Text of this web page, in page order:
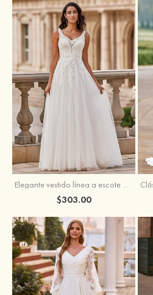
Elegante vestido línea a escote en v barrer tren tul vestido de novia
$303.00